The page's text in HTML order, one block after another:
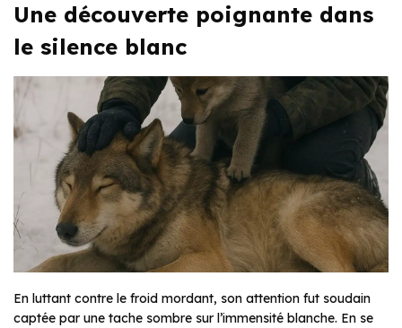
Une découverte poignante dans
le silence blanc
En luttant contre le froid mordant, son attention fut soudain
captée par une tache sombre sur l’immensité blanche. En se